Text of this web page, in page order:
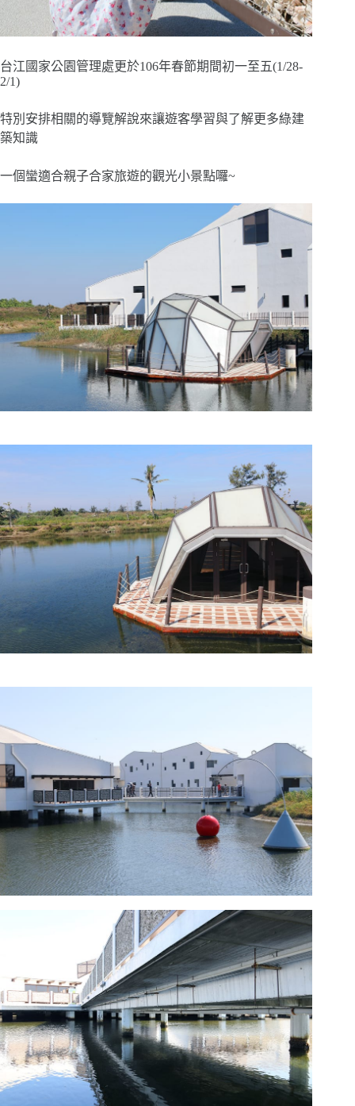
台江國家公園管理處更於106年春節期間初一至五(1/28-
2/1)
特別安排相關的導覽解說來讓遊客學習與了解更多綠建
築知識
一個蠻適合親子合家旅遊的觀光小景點囉~